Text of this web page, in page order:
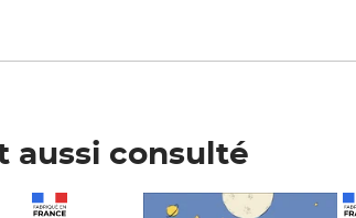
aussi consulté
Prix 7,50€